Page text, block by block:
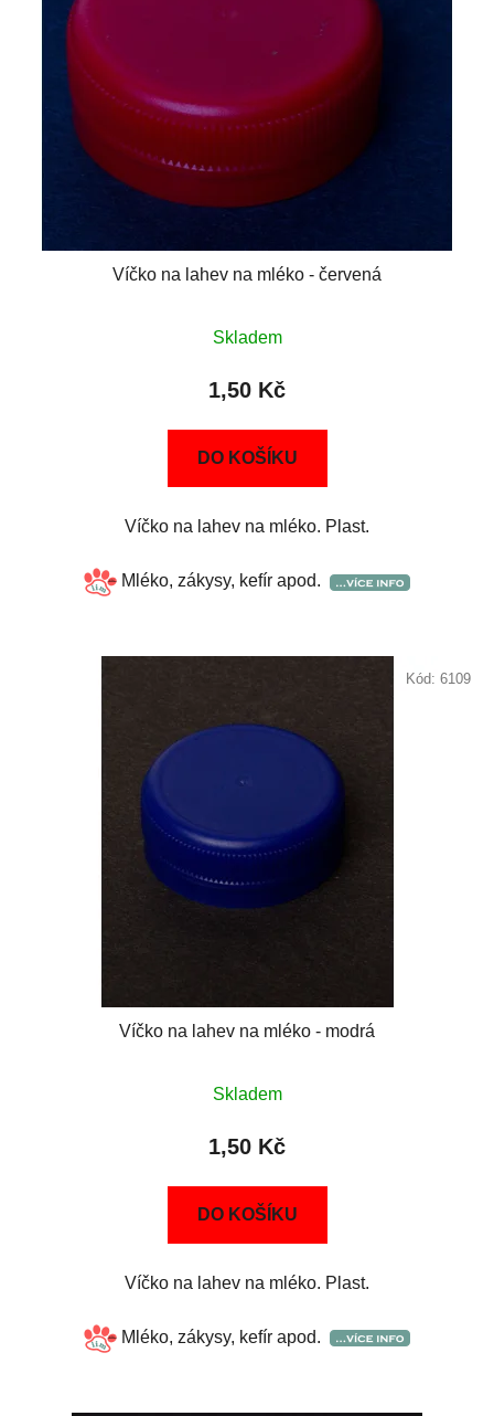
Víčko na lahev na mléko - červená
Skladem
1,50 Kč
DO KOŠÍKU
Víčko na lahev na mléko. Plast.
Mléko, zákysy, kefír apod.
Víčko na lahev na mléko - modrá
Skladem
1,50 Kč
DO KOŠÍKU
Víčko na lahev na mléko. Plast.
Mléko, zákysy, kefír apod.
Kód: 6109